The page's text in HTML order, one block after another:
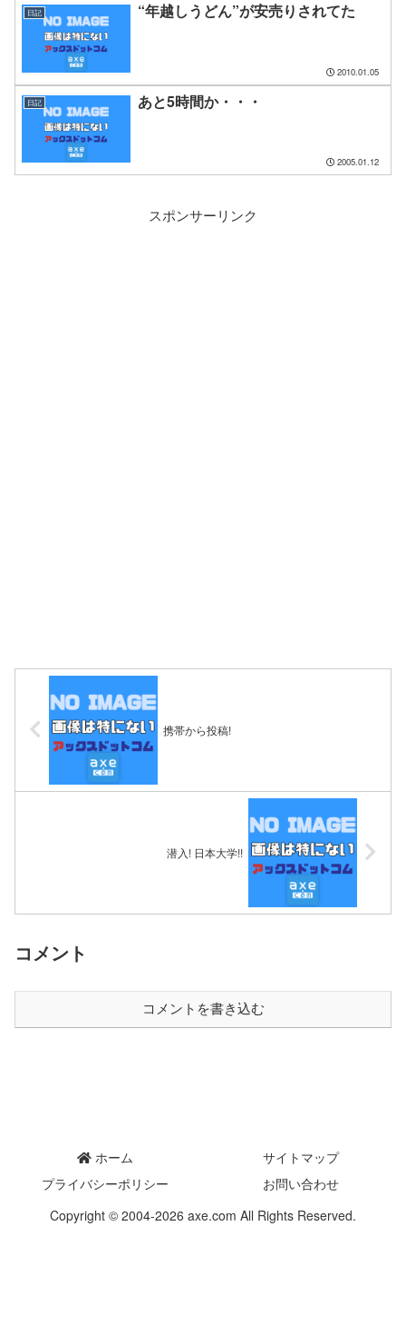
日記 “年越しうどん”が安売りされてた
2010.01.05
日記 あと5時間か・・・
2005.01.12
スポンサーリンク
携帯から投稿!
潜入! 日本大学!!
コメント
コメントを書き込む
ホーム
サイトマップ
プライバシーポリシー
お問い合わせ
Copyright © 2004-2026 axe.com All Rights Reserved.